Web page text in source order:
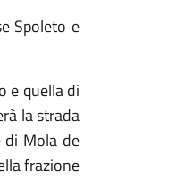
Spoleto e
e quella di
la strada
di Mola de
frazione